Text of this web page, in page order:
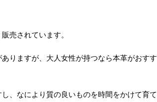
売されています。
りますが、大人女性が持つなら本革がおすす
、なにより質の良いものを時間をかけて育て